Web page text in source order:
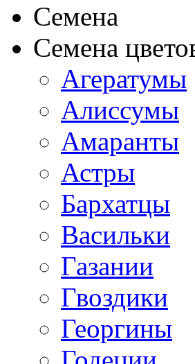
Семена
Семена
Агератумы
Алиссумы
Амаранты
Астры
Бархатцы
Васильки
Газании
Гвоздики
Георгины